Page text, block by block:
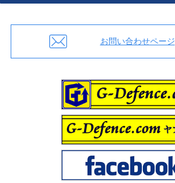
お問い合わせページ